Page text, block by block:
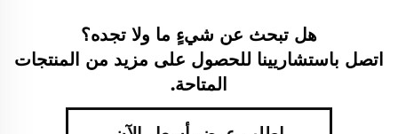
هل تبحث عن شيءٍ ما ولا تجده؟
اتصل باستشاريينا للحصول على مزيد من المنتجات
المتاحة.